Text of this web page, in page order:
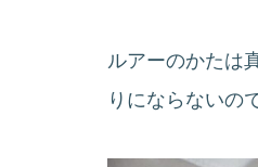
ルアーのかたは
りにならないの